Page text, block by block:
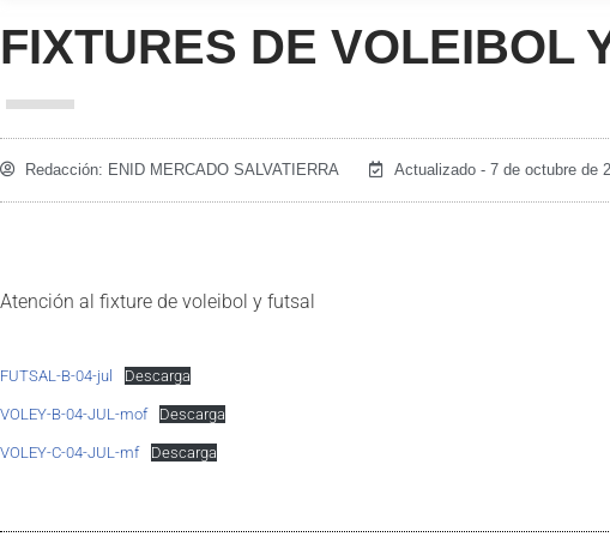
FIXTURES DE VOLEIBOL
Redacción: ENID MERCADO SALVATIERRA Actualizado - 7 de octubre de
Atención al fixture de voleibol y futsal
FUTSAL-B-04-jul Descarga
VOLEY-B-04-JUL-mof Descarga
VOLEY-C-04-JUL-mf Descarga